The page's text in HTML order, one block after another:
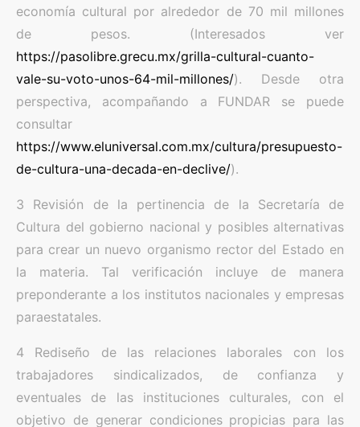
economía cultural por alrededor de 70 mil millones
de pesos. (Interesados ver
https://pasolibre.grecu.mx/grilla-cultural-cuanto-
vale-su-voto-unos-64-mil-millones/). Desde otra
perspectiva, acompañando a FUNDAR se puede
consultar
https://www.eluniversal.com.mx/cultura/presupuesto-
de-cultura-una-decada-en-declive/).
3 Revisión de la pertinencia de la Secretaría de
Cultura del gobierno nacional y posibles alternativas
para crear un nuevo organismo rector del Estado en
la materia. Tal verificación incluye de manera
preponderante a los institutos nacionales y empresas
paraestatales.
4 Rediseño de las relaciones laborales con los
trabajadores sindicalizados, de confianza y
eventuales de las instituciones culturales, con el
objetivo de generar condiciones propicias para las